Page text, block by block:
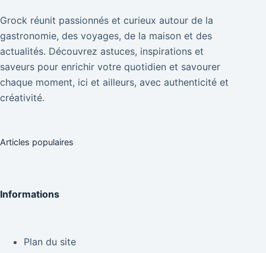
Grock réunit passionnés et curieux autour de la
gastronomie, des voyages, de la maison et des
actualités. Découvrez astuces, inspirations et
saveurs pour enrichir votre quotidien et savourer
chaque moment, ici et ailleurs, avec authenticité et
créativité.
Articles populaires
Informations
Plan du site